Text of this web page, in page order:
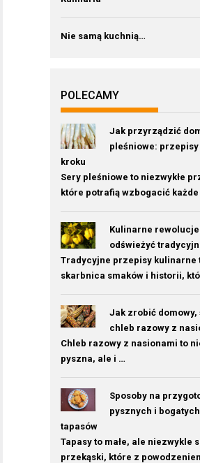
Nie samą kuchnią…
POLECAMY
Jak przyrządzić
pleśniowe: przepisy
kroku
Sery pleśniowe to niezwykłe
które potrafią wzbogacić
Kulinarne
odświeżyć
Tradycyjne przepisy kulinarne
skarbnica smaków i historii,
Jak zrobić domowy,
chleb razowy z
Chleb razowy z nasionami to
pyszna, ale i …
Sposoby na
pysznych i
tapasów
Tapasy to małe, ale niezwykle
przekąski, które z